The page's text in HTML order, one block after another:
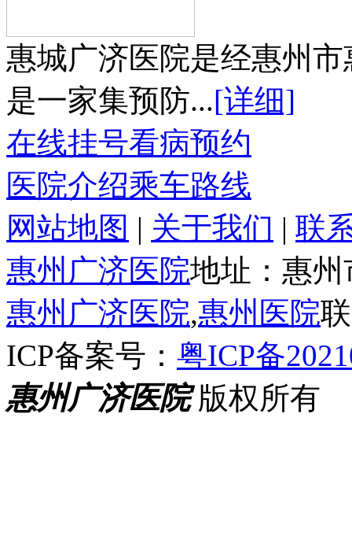
惠城广济医院是经惠州
是一家集预防...[详细]
在线挂号看病预约
医院介绍乘车路线
网站地图 | 关于我们 | 联
惠州广济医院地址：惠
惠州广济医院,惠州医院
ICP备案号： 粤ICP备
惠州广济医院版权所有